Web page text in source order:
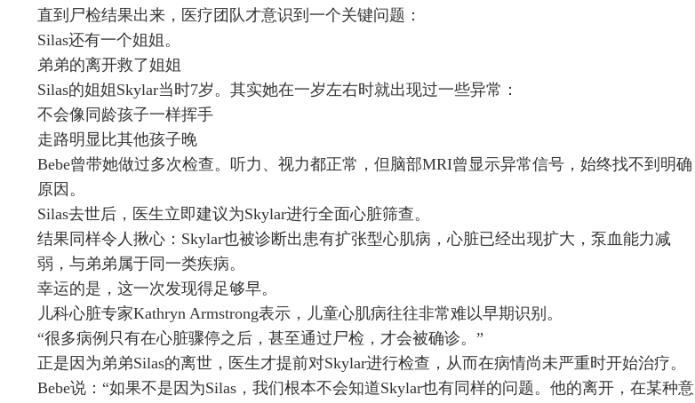
直到尸检结果出来，医疗团队才意识到一个关键问题：
Silas还有一个姐姐。
弟弟的离开救了姐姐
Silas的姐姐Skylar当时7岁。其实她在一岁左右时就出现过一些异常：
不会像同龄孩子一样挥手
走路明显比其他孩子晚
Bebe曾带她做过多次检查。听力、视力都正常，但脑部MRI曾显示异常信号，始终找不到明确
原因。
Silas去世后，医生立即建议为Skylar进行全面心脏筛查。
结果同样令人揪心：Skylar也被诊断出患有扩张型心肌病，心脏已经出现扩大，泵血能力减
弱，与弟弟属于同一类疾病。
幸运的是，这一次发现得足够早。
儿科心脏专家Kathryn Armstrong表示，儿童心肌病往往非常难以早期识别。
“很多病例只有在心脏骤停之后，甚至通过尸检，才会被确诊。”
正是因为弟弟Silas的离世，医生才提前对Skylar进行检查，从而在病情尚未严重时开始治疗。
Bebe说：“如果不是因为Silas，我们根本不会知道Skylar也有同样的问题。他的离开，在某种意